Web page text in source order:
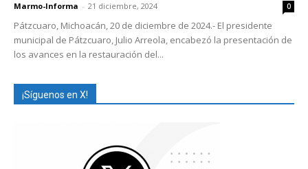
Marmo-Informa - 21 diciembre, 2024 0
Pátzcuaro, Michoacán, 20 de diciembre de 2024.- El presidente
municipal de Pátzcuaro, Julio Arreola, encabezó la presentación de
los avances en la restauración del...
¡Síguenos en X!